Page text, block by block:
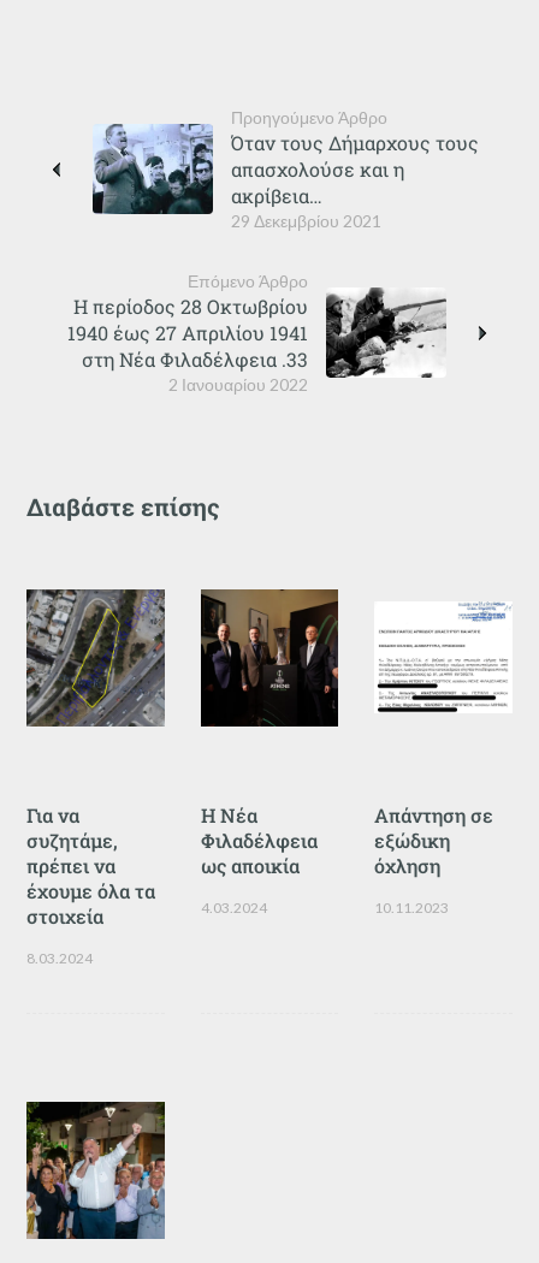
Προηγούμενο Άρθρο
29 Δεκεμβρίου 2021
Όταν τους Δήμαρχους τους
απασχολούσε και η
ακρίβεια…
Επόμενο Άρθρο
2 Ιανουαρίου 2022
Η περίοδος 28 Οκτωβρίου
1940 έως 27 Απριλίου 1941
στη Νέα Φιλαδέλφεια .33
Διαβάστε επίσης
Για να
συζητάμε,
πρέπει να
έχουμε όλα τα
στοιχεία
8.03.2024
Η Νέα
Φιλαδέλφεια
ως αποικία
4.03.2024
Απάντηση σε
εξώδικη
όχληση
10.11.2023